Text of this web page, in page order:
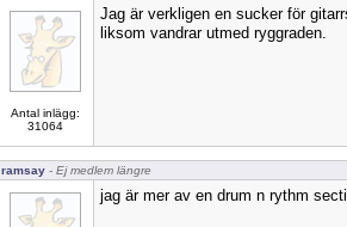
Antal inlägg:
31064
Jag är verkligen en sucker för
liksom vandrar utmed ryggraden.
ramsay - Ej medlem längre
jag är mer av en drum n rythm